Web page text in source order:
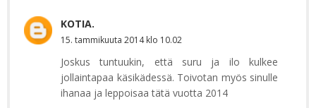
KOTIA.
15. tammikuuta 2014 klo 10.02
Joskus tuntuukin, että suru ja ilo kulkee
jollaintapaa käsikädessä. Toivotan myös sinulle
ihanaa ja leppoisaa tätä vuotta 2014